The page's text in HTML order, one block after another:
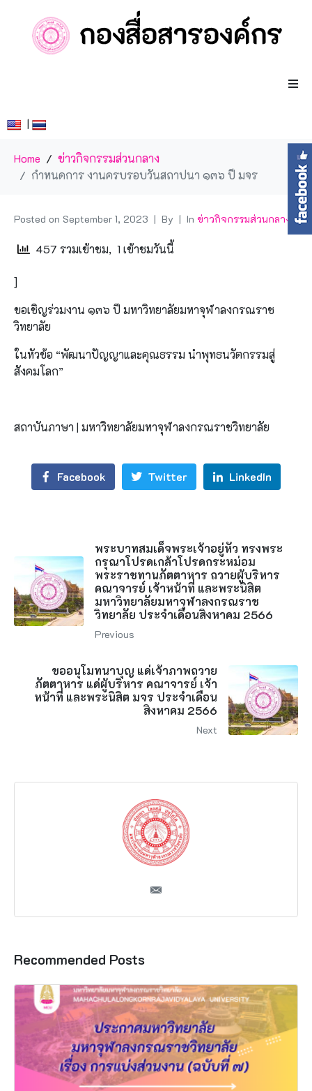
|
Home
ข่าวกิจกรรมส่วนกลาง
กำหนดการ งานครบรอบวันสถาปนา ๑๓๖ ปี มจร
Posted on September 1, 2023 By In ข่าวกิจกรรมส่วนกลาง
457 รวมเข้าชม, 1 เข้าชมวันนี้
]
ขอเชิญร่วมงาน ๑๓๖ ปี มหาวิทยาลัยมหาจุฬาลงกรณราช
วิทยาลัย
ในหัวข้อ “พัฒนาปัญญาและคุณธรรม นำพุทธนวัตกรรมสู่
สังคมโลก”
สถาบันภาษา | มหาวิทยาลัยมหาจุฬาลงกรณราชวิทยาลัย
Facebook Twitter LinkedIn
พระบาทสมเด็จพระเจ้าอยู่หัว ทรงพระ
กรุณาโปรดเกล้าโปรดกระหม่อม
พระราชทานภัตตาหาร ถวายผู้บริหาร
คณาจารย์ เจ้าหน้าที่ และพระนิสิต
มหาวิทยาลัยมหาจุฬาลงกรณราช
วิทยาลัย ประจำเดือนสิงหาคม 2566
Previous
ขออนุโมทนาบุญ แด่เจ้าภาพถวาย
ภัตตาหาร แด่ผู้บริหาร คณาจารย์ เจ้า
หน้าที่ และพระนิสิต มจร ประจำเดือน
สิงหาคม 2566
Next
Recommended Posts